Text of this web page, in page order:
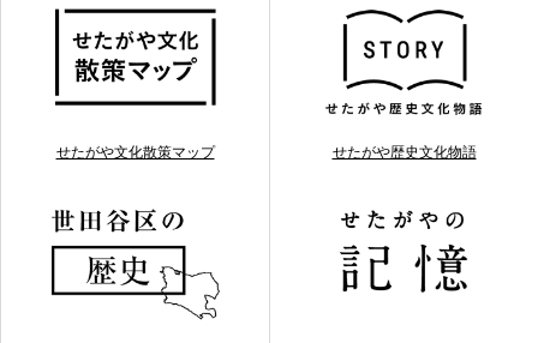
せたがや文化散策マップ せたがや歴史文化物語